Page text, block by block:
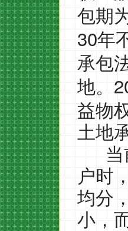
包期
30年
承包
地。
益物
土地
当
户时
均分
小，